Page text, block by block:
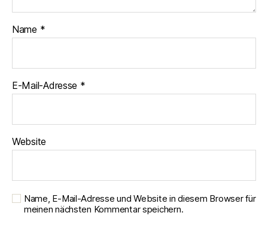
Name *
E-Mail-Adresse *
Website
Name, E-Mail-Adresse und Website in diesem Browser für
meinen nächsten Kommentar speichern.